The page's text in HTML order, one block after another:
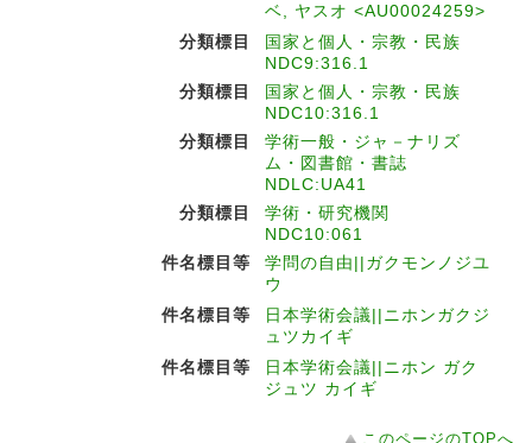
ベ, ヤスオ <AU00024259>
分類標目
国家と個人・宗教・民族
NDC9:316.1
分類標目
国家と個人・宗教・民族
NDC10:316.1
分類標目
学術一般・ジャ－ナリズ
ム・図書館・書誌
NDLC:UA41
分類標目
学術・研究機関
NDC10:061
件名標目等
学問の自由||ガクモンノジユ
ウ
件名標目等
日本学術会議||ニホンガクジ
ュツカイギ
件名標目等
日本学術会議||ニホン ガク
ジュツ カイギ
このページのTOPへ